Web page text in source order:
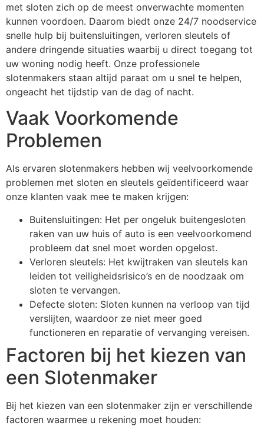
met sloten zich op de meest onverwachte momenten
kunnen voordoen. Daarom biedt onze 24/7 noodservice
snelle hulp bij buitensluitingen, verloren sleutels of
andere dringende situaties waarbij u direct toegang tot
uw woning nodig heeft. Onze professionele
slotenmakers staan altijd paraat om u snel te helpen,
ongeacht het tijdstip van de dag of nacht.
Vaak Voorkomende
Problemen
Als ervaren slotenmakers hebben wij veelvoorkomende
problemen met sloten en sleutels geïdentificeerd waar
onze klanten vaak mee te maken krijgen:
Buitensluitingen: Het per ongeluk buitengesloten
raken van uw huis of auto is een veelvoorkomend
probleem dat snel moet worden opgelost.
Verloren sleutels: Het kwijtraken van sleutels kan
leiden tot veiligheidsrisico’s en de noodzaak om
sloten te vervangen.
Defecte sloten: Sloten kunnen na verloop van tijd
verslijten, waardoor ze niet meer goed
functioneren en reparatie of vervanging vereisen.
Factoren bij het kiezen van
een Slotenmaker
Bij het kiezen van een slotenmaker zijn er verschillende
factoren waarmee u rekening moet houden: